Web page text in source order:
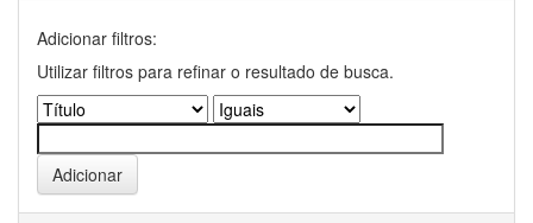
Adicionar filtros:
Utilizar filtros para refinar o resultado de busca.